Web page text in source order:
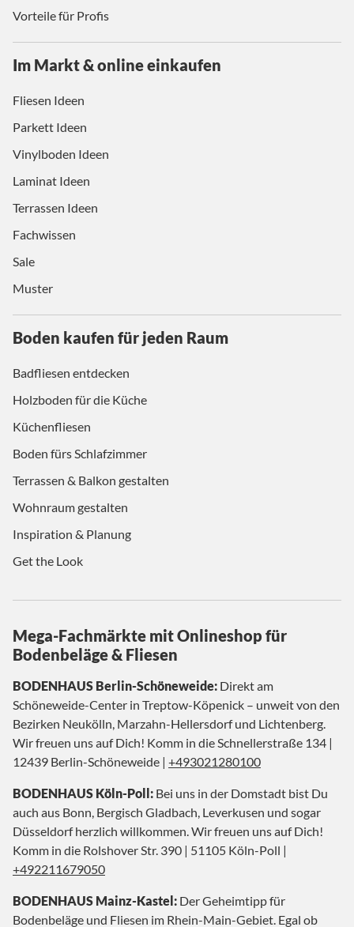
Vorteile für Profis
Im Markt & online einkaufen
Fliesen Ideen
Parkett Ideen
Vinylboden Ideen
Laminat Ideen
Terrassen Ideen
Fachwissen
Sale
Muster
Boden kaufen für jeden Raum
Badfliesen entdecken
Holzboden für die Küche
Küchenfliesen
Boden fürs Schlafzimmer
Terrassen & Balkon gestalten
Wohnraum gestalten
Inspiration & Planung
Get the Look
Mega-Fachmärkte mit Onlineshop für
Bodenbeläge & Fliesen
BODENHAUS Berlin-Schöneweide: Direkt am
Schöneweide-Center in Treptow-Köpenick – unweit von den
Bezirken Neukölln, Marzahn-Hellersdorf und Lichtenberg.
Wir freuen uns auf Dich! Komm in die Schnellerstraße 134 |
12439 Berlin-Schöneweide | +493021280100
BODENHAUS Köln-Poll: Bei uns in der Domstadt bist Du
auch aus Bonn, Bergisch Gladbach, Leverkusen und sogar
Düsseldorf herzlich willkommen. Wir freuen uns auf Dich!
Komm in die Rolshover Str. 390 | 51105 Köln-Poll |
+492211679050
BODENHAUS Mainz-Kastel: Der Geheimtipp für
Bodenbeläge und Fliesen im Rhein-Main-Gebiet. Egal ob